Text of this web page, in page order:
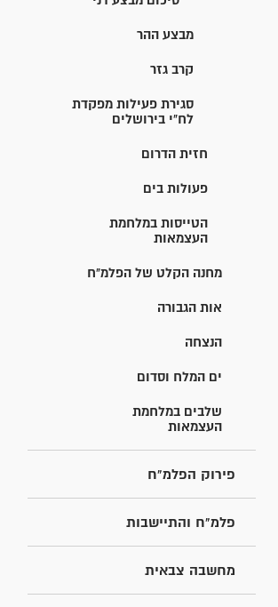
מבצע ההר
קרב גזר
סגירת פעילות מפקדת
לח"י בירושלים
חזית הדרום
פעולות בים
הטייסות במלחמת
העצמאות
מחנה הקלט של הפלמ"ח
אות הגבורה
הנצחה
ים המלח וסדום
שלבים במלחמת
העצמאות
פירוק הפלמ"ח
פלמ"ח והתיישבות
מחשבה צבאית